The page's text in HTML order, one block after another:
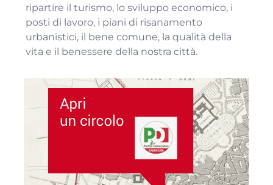
ripartire il turismo, lo sviluppo economico, i
posti di lavoro, i piani di risanamento
urbanistici, il bene comune, la qualità della
vita e il benessere della nostra città.